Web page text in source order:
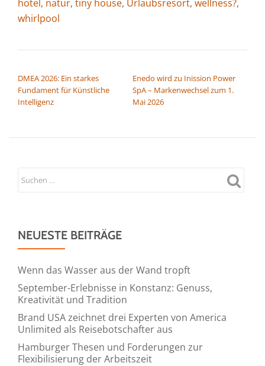
hotel , natur, tiny house, Urlaubsresort, wellness?,
whirlpool
DMEA 2026: Ein starkes
Fundament für Künstliche
Intelligenz
Enedo wird zu Inission Power
SpA – Markenwechsel zum 1.
Mai 2026
NEUESTE BEITRÄGE
Wenn das Wasser aus der Wand tropft
September-Erlebnisse in Konstanz: Genuss,
Kreativität und Tradition
Brand USA zeichnet drei Experten von America
Unlimited als Reisebotschafter aus
Hamburger Thesen und Forderungen zur
Flexibilisierung der Arbeitszeit